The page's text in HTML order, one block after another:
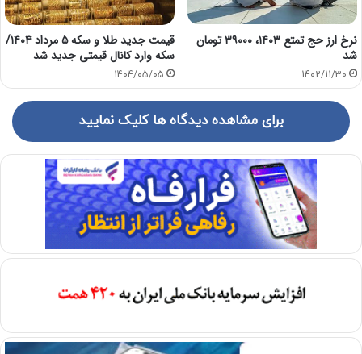
نرخ ارز حج تمتع ۱۴۰۳، ۳۹۰۰۰ تومان
شد
1402/11/30
قیمت جدید طلا و سکه ۵ مرداد ۱۴۰۴/
سکه وارد کانال قیمتی جدید شد
1404/05/05
برای مشاهده دیدگاه ها کلیک نمایید